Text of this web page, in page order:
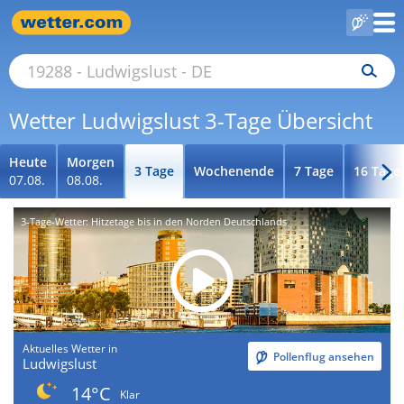
Wetter Ludwigslust 3-Tage Übersicht
Heute
07.08.
Morgen
08.08.
3 Tage Wochenende 7 Tage 16 Tage
3-Tage-Wetter: Hitzetage bis in den Norden Deutschlands
Aktuelles Wetter in
Ludwigslust Pollenflug ansehen
14°C
Klar